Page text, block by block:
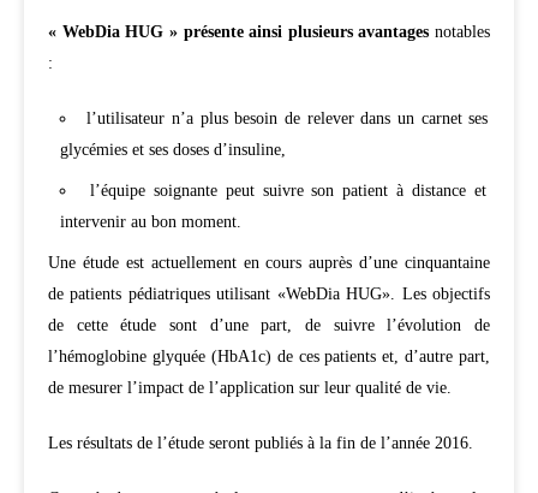
« WebDia HUG » présente ainsi plusieurs avantages notables
:
l’utilisateur n’a plus besoin de relever dans un carnet ses
glycémies et ses doses d’insuline,
l’équipe soignante peut suivre son patient à distance et
intervenir au bon moment.
Une étude est actuellement en cours auprès d’une cinquantaine
de patients pédiatriques utilisant «WebDia HUG». Les objectifs
de cette étude sont d’une part, de suivre l’évolution de
l’hémoglobine glyquée (HbA1c) de ces patients et, d’autre part,
de mesurer l’impact de l’application sur leur qualité de vie.
Les résultats de l’étude seront publiés à la fin de l’année 2016.